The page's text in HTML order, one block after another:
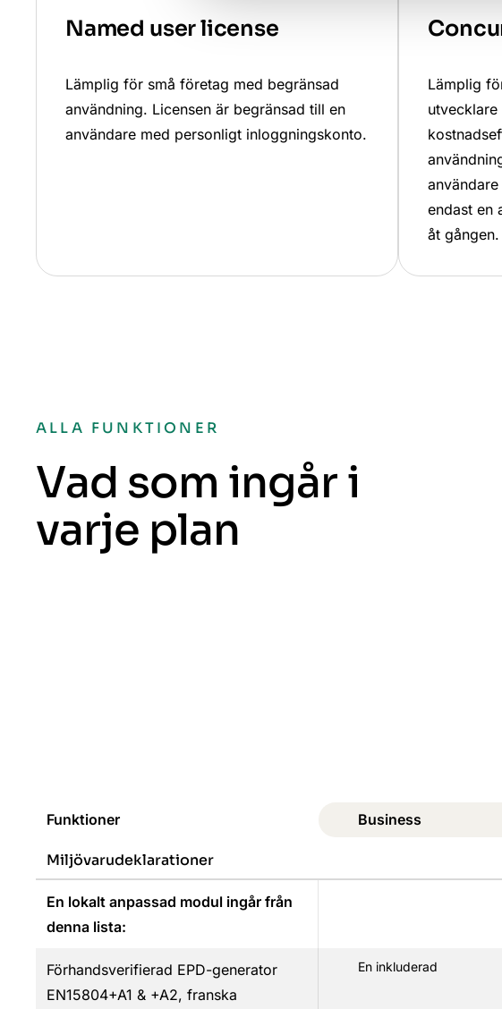
Named user license
Lämplig för små företag med begränsad
användning. Licensen är begränsad till en
användare med personligt inloggningskonto.
Lämplig
endast en
åt gången.
ALLA FUNKTIONER
Vad som ingår i
varje plan
Funktioner Business
Miljövarudeklarationer
En lokalt anpassad modul ingår från
denna lista:
Förhandsverifierad EPD-generator
EN15804+A1 & +A2, franska
En inkluderad